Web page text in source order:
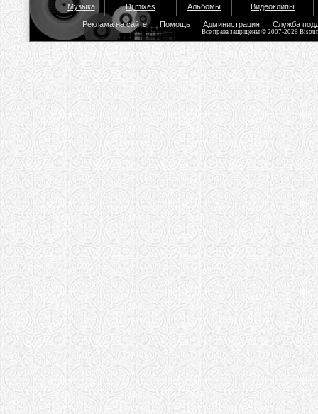
Музыка Dj mixes Альбомы Видеоклипы
Реклама на сайте Помощь Администрация Служба
Все права защищены © 2007-2026